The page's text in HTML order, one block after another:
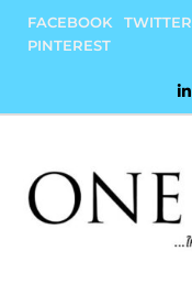
content
FACEBOOK TWITTER
PINTEREST